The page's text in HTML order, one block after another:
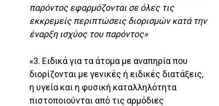
παρόντος εφαρμόζονται σε όλες τις
εκκρεμείς περιπτώσεις διορισμών κατά την
έναρξη ισχύος του παρόντος»
«3. Ειδικά για τα άτομα με αναπηρία που
διορίζονται με γενικές ή ειδικές διατάξεις,
η υγεία και η φυσική καταλληλότητα
πιστοποιούνται από τις αρμόδιες